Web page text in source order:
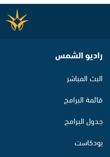
راديو الشمس
البث المباشر
قائمة البرامج
جدول البرامج
بودكاست